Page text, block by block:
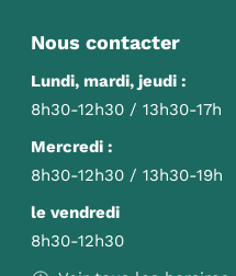
Nous contacter
Lundi, mardi, jeudi :
8h30-12h30 / 13h30-17h
Mercredi :
8h30-12h30 / 13h30-19h
le vendredi
8h30-12h30